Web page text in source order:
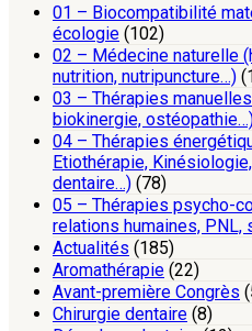
01 – Biocompatibilité
écologie (102)
02 – Médecine naturelle
nutrition, nutripuncture…)
03 – Thérapies
biokinergie,
04 – Thérapies
Etiothérapie,
dentaire…) (78)
05 – Thérapies psycho-
relations humaines,
Actualités (185)
Aromathérapie (22)
Avant-première Congrès
Chirurgie dentaire (8)